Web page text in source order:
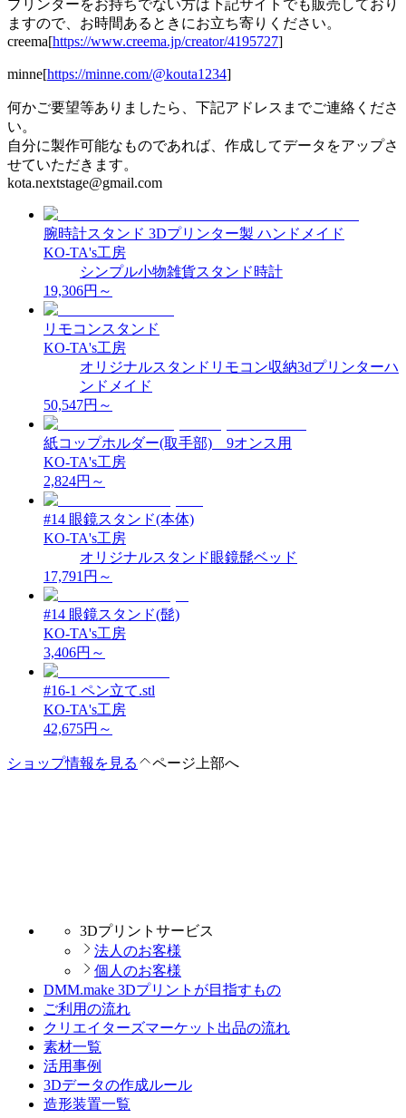
プリンターをお持ちでない方は下記サイトでも販売しており
ますので、お時間あるときにお立ち寄りください。
creema[https://www.creema.jp/creator/4195727]
minne[https://minne.com/@kouta1234]
何かご要望等ありましたら、下記アドレスまでご連絡くださ
い。
自分に製作可能なものであれば、作成してデータをアップさ
せていただきます。
kota.nextstage@gmail.com
腕時計スタンド 3Dプリンター製 ハンドメイド
KO-TA's工房
シンプル小物雑貨スタンド時計
19,306円～
リモコンスタンド
KO-TA's工房
オリジナルスタンド リモコン収納3dプリンターハ
ンドメイド
50,547円～
紙コップホルダー(取手部) 9オンス用
KO-TA's工房
2,824円～
#14 眼鏡スタンド(本体)
KO-TA's工房
オリジナルスタンド 眼鏡髭ベッド
17,791 円～
#14 眼鏡スタンド(髭)
KO-TA's工房
3,406円～
#16-1 ペン立て.stl
KO-TA's工房
42,675円～
ショップ情報を見る ページ上部へ
3Dプリントサービス
法人のお客様
個人のお客様
DMM.make 3Dプリントが目指すもの
ご利用の流れ
クリエイターズマーケット出品の流れ
素材一覧
活用事例
3Dデータの作成ルール
造形装置一覧